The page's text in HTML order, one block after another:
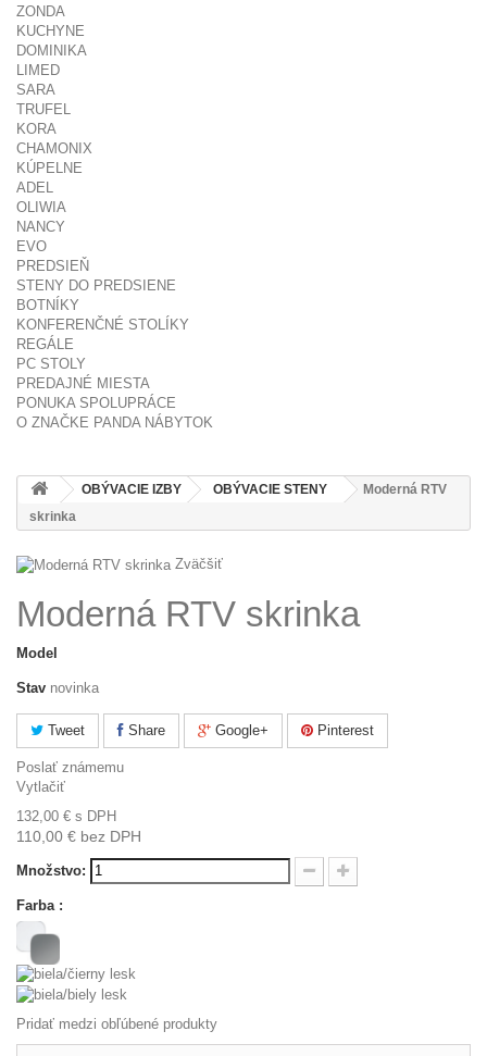
ZONDA
KUCHYNE
DOMINIKA
LIMED
SARA
TRUFEL
KORA
CHAMONIX
KÚPELNE
ADEL
OLIWIA
NANCY
EVO
PREDSIEŇ
STENY DO PREDSIENE
BOTNÍKY
KONFERENČNÉ STOLÍKY
REGÁLE
PC STOLY
PREDAJNÉ MIESTA
PONUKA SPOLUPRÁCE
O ZNAČKE PANDA NÁBYTOK
OBÝVACIE IZBY OBÝVACIE STENY
Moderná RTV
skrinka
Zväčšiť
Moderná RTV skrinka
Model
Stav novinka
Tweet Share Google+ Pinterest
Poslať známemu
Vytlačiť
132,00 € s DPH
110,00 € bez DPH
Množstvo:
Farba :
Pridať medzi obľúbené produkty